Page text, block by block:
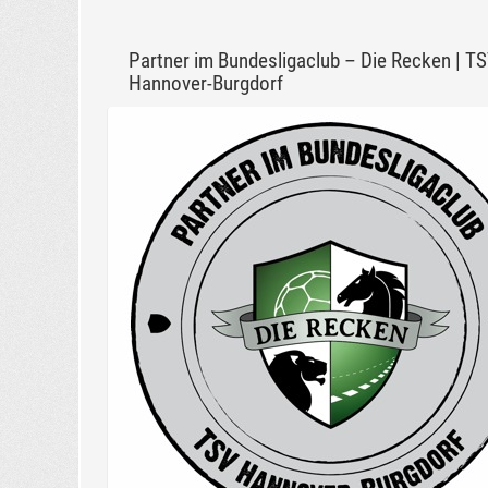
Partner im Bundesligaclub – Die Recken |
Hannover-Burgdorf